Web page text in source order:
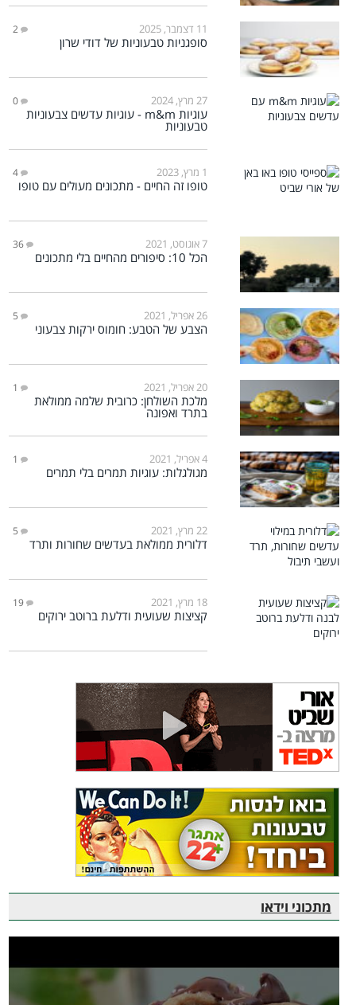
11 דצמבר, 2025 2
סופגניות טבעוניות של דודי שרון
27 מרץ, 2024 0
עוגיות m&m - עוגיות עדשים צבעוניות
טבעוניות
1 מרץ, 2023 4
טופו זה החיים - מתכונים מעולים עם טופו
7 אוגוסט, 2021 36
הכל 10: סיפורים מהחיים בלי מתכונים
26 אפריל, 2021 5
הצבע של הטבע: חומוס ירקות צבעוני
20 אפריל, 2021 1
מלכת השולחן: כרובית שלמה ממולאת
בתרד ואפונה
4 אפריל, 2021 1
מגולגלות: עוגיות תמרים בלי תמרים
22 מרץ, 2021 5
דלורית ממולאת בעדשים שחורות ותרד
18 מרץ, 2021 19
קציצות שעועית ודלעת ברוטב ירוקים
מתכוני וידאו